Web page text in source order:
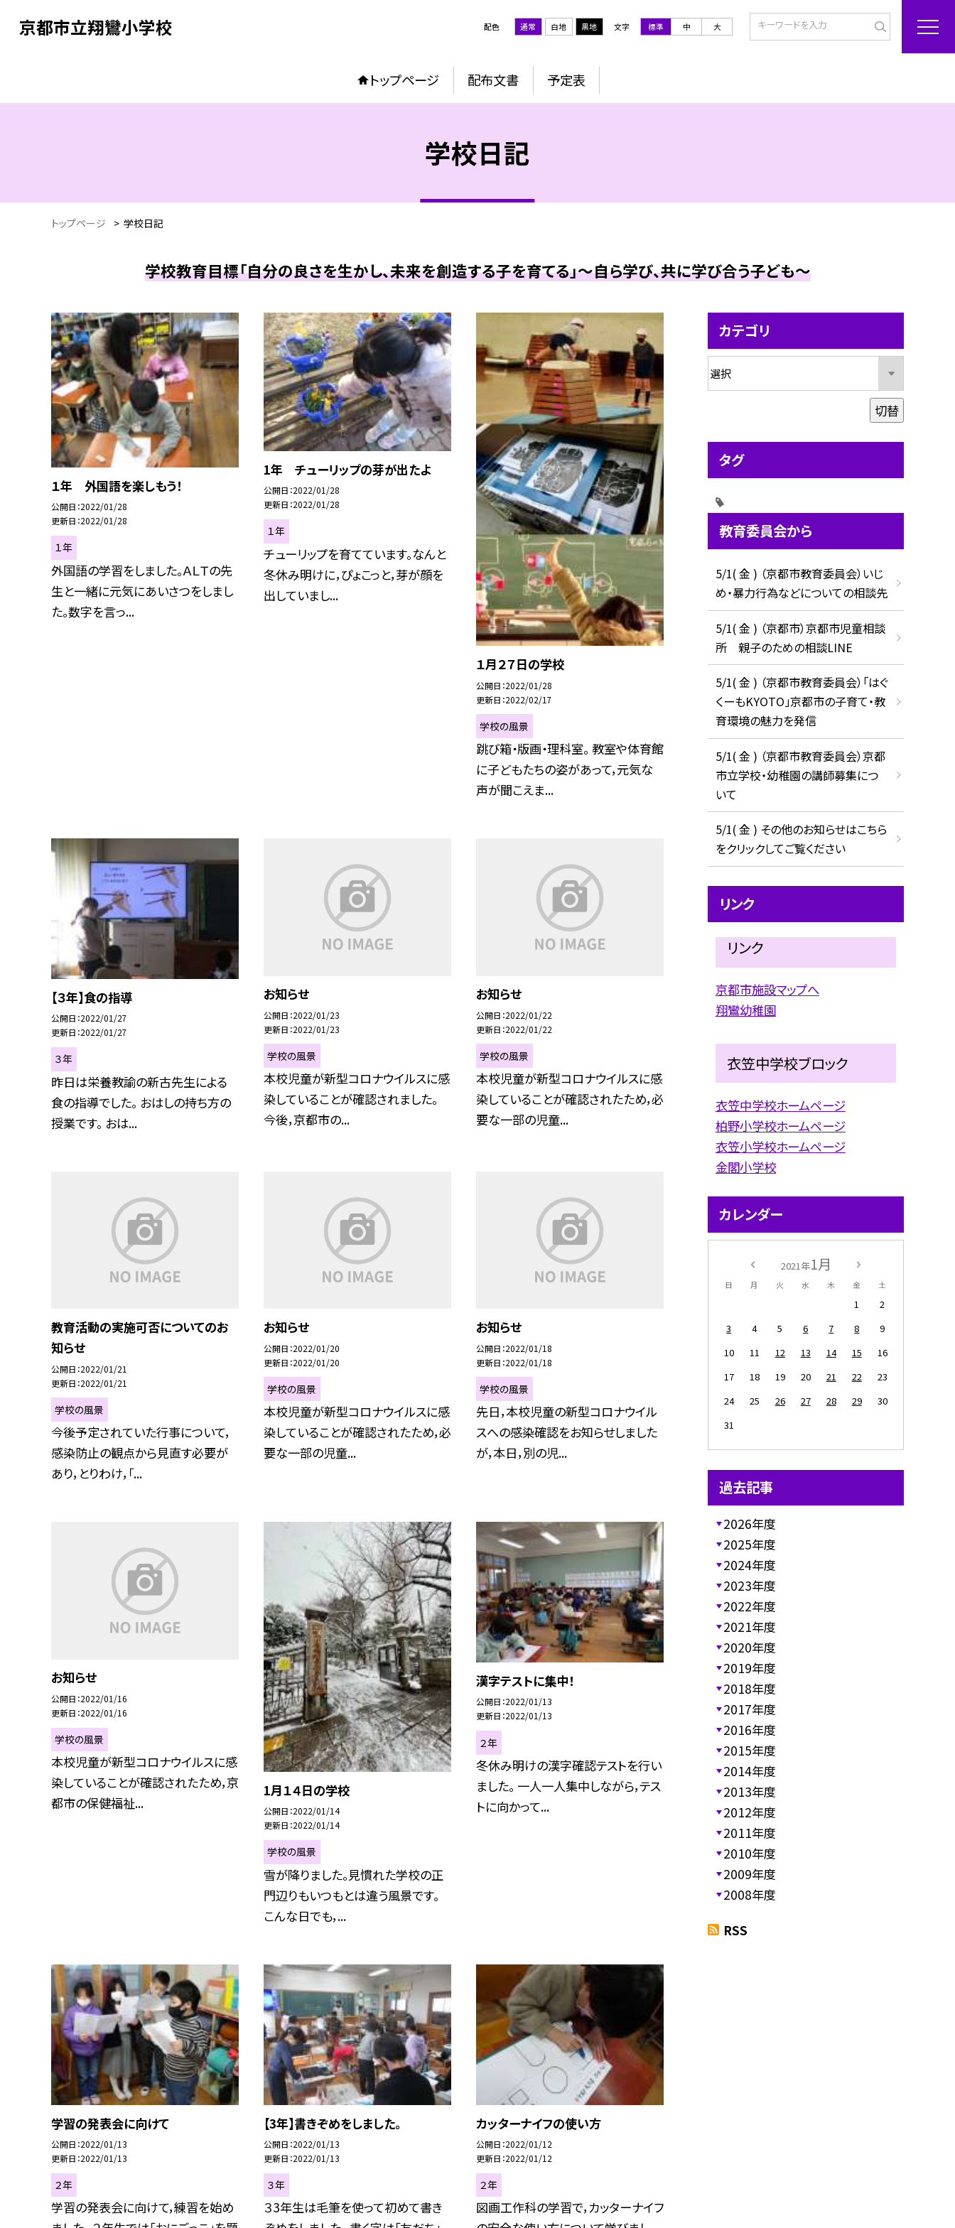
京都市立翔鸞小学校 配色 通常 白地 黒地 文字 標準 中 大
トップページ 配布文書 予定表
学校日記
トップページ > 学校日記
学校教育目標「自分の良さを生かし、未来を創造する子を育てる」～自ら学び、共に学び合う子ども～
１年 外国語を楽しもう！
公開日 2022/01/28
更新日 2022/01/28
１年
外国語の学習をしました。ＡＬＴの先
生と一緒に元気にあいさつをしまし
た。数字を言っ...
1年 チューリップの芽が出たよ
公開日 2022/01/28
更新日 2022/01/28
１年
チューリップを育てています。なんと
冬休み明けに，ぴょこっと，芽が顔を
出していまし...
１月２７日の学校
公開日 2022/01/28
更新日 2022/02/17
学校の風景
跳び箱・版画・理科室。 教室や体育館
に子どもたちの姿があって，元気な
声が聞こえま...
【３年】食の指導
公開日 2022/01/27
更新日 2022/01/27
３年
昨日は栄養教諭の新古先生による
食の指導でした。 おはしの持ち方の
授業です。 おは...
お知らせ
公開日 2022/01/23
更新日 2022/01/23
学校の風景
本校児童が新型コロナウイルスに感
染していることが確認されました。
今後，京都市の...
お知らせ
公開日 2022/01/22
更新日 2022/01/22
学校の風景
本校児童が新型コロナウイルスに感
染していることが確認されたため，必
要な一部の児童...
教育活動の実施可否についてのお
知らせ
公開日 2022/01/21
更新日 2022/01/21
学校の風景
今後予定されていた行事について，
感染防止の観点から見直す必要が
あり，とりわけ，「...
お知らせ
公開日 2022/01/20
更新日 2022/01/20
学校の風景
本校児童が新型コロナウイルスに感
染していることが確認されたため，必
要な一部の児童...
お知らせ
公開日 2022/01/18
更新日 2022/01/18
学校の風景
先日，本校児童の新型コロナウイル
スへの感染確認をお知らせしました
が，本日，別の児...
お知らせ
公開日 2022/01/16
更新日 2022/01/16
学校の風景
本校児童が新型コロナウイルスに感
染していることが確認されたため，京
都市の保健福祉...
1月１４日の学校
公開日 2022/01/14
更新日 2022/01/14
学校の風景
雪が降りました。見慣れた学校の正
門辺りもいつもとは違う風景です。
こんな日でも，...
漢字テストに集中！
公開日 2022/01/13
更新日 2022/01/13
２年
冬休み明けの漢字確認テストを行い
ました。 一人一人集中しながら，テス
トに向かって...
学習の発表会に向けて
公開日 2022/01/13
更新日 2022/01/13
２年
学習の発表会に向けて，練習を始め
【3年】書きぞめをしました。
公開日 2022/01/13
更新日 2022/01/13
３年
３3年生は毛筆を使って初めて書き
カッターナイフの使い方
公開日 2022/01/12
更新日 2022/01/12
２年
図画工作科の学習で，カッターナイフ
カテゴリ
切替
タグ
教育委員会から
5/1( 金 ) （京都市教育委員会）いじ
め・暴力行為などについての相談先
5/1( 金 ) （京都市）京都市児童相談
所 親子のための相談LINE
5/1( 金 ) （京都市教育委員会）「はぐ
くーもKYOTO」京都市の子育て・教
育環境の魅力を発信
5/1( 金 ) （京都市教育委員会）京都
市立学校・幼稚園の講師募集につ
いて
5/1( 金 ) その他のお知らせはこちら
をクリックしてご覧ください
リンク
リンク
京都市施設マップへ
翔鸞幼稚園
衣笠中学校ブロック
衣笠中学校ホームページ
柏野小学校ホームページ
衣笠小学校ホームページ
金閣小学校
カレンダー
2021年1月
日 月 火 水 木 金 土
1
2
3
4 5 6 7 8
9
10
11 12 13 14 15
16
17
18 19 20 21 22
23
24
25 26 27 28 29
30
31
過去記事
2026年度
2025年度
2024年度
2023年度
2022年度
2021年度
2020年度
2019年度
2018年度
2017年度
2016年度
2015年度
2014年度
2013年度
2012年度
2011年度
2010年度
2009年度
2008年度
RSS